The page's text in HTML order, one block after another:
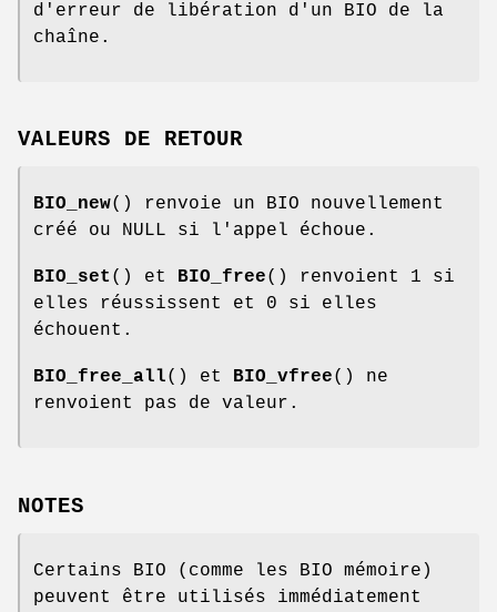
d'erreur de libération d'un BIO de la
chaîne.
VALEURS DE RETOUR
BIO_new() renvoie un BIO nouvellement
créé ou NULL si l'appel échoue.
BIO_set () et BIO_free() renvoient 1 si
elles réussissent et 0 si elles
échouent.
BIO_free_all() et BIO_vfree() ne
renvoient pas de valeur.
NOTES
Certains BIO (comme les BIO mémoire)
peuvent être utilisés immédiatement